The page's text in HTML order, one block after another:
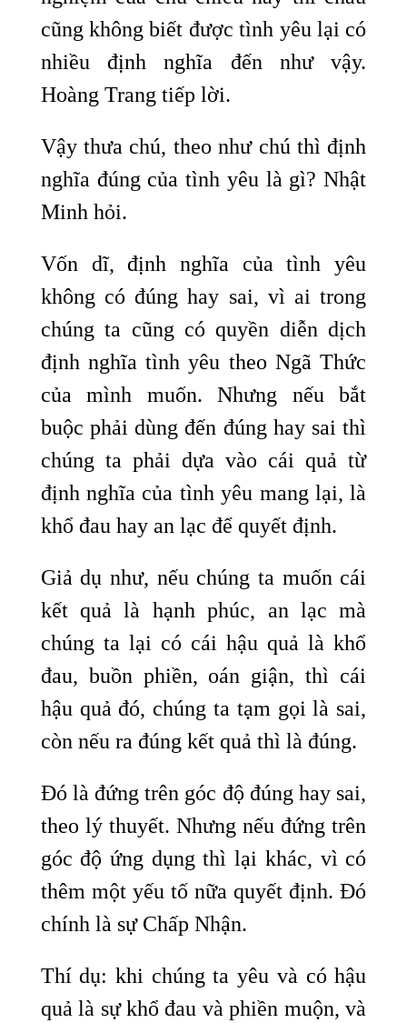
cũng không biết được tình yêu lại có
nhiều định nghĩa đến như vậy.
Hoàng Trang tiếp lời.
Vậy thưa chú, theo như chú thì định
nghĩa đúng của tình yêu là gì? Nhật
Minh hỏi.
Vốn dĩ, định nghĩa của tình yêu
không có đúng hay sai, vì ai trong
chúng ta cũng có quyền diễn dịch
định nghĩa tình yêu theo Ngã Thức
của mình muốn. Nhưng nếu bắt
buộc phải dùng đến đúng hay sai thì
chúng ta phải dựa vào cái quả từ
định nghĩa của tình yêu mang lại, là
khổ đau hay an lạc để quyết định.
Giả dụ như, nếu chúng ta muốn cái
kết quả là hạnh phúc, an lạc mà
chúng ta lại có cái hậu quả là khổ
đau, buồn phiền, oán giận, thì cái
hậu quả đó, chúng ta tạm gọi là sai,
còn nếu ra đúng kết quả thì là đúng.
Đó là đứng trên góc độ đúng hay sai,
theo lý thuyết. Nhưng nếu đứng trên
góc độ ứng dụng thì lại khác, vì có
thêm một yếu tố nữa quyết định. Đó
chính là sự Chấp Nhận.
Thí dụ: khi chúng ta yêu và có hậu
quả là sự khổ đau và phiền muộn, và